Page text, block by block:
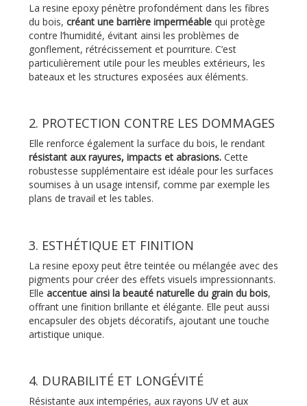
La resine epoxy pénètre profondément dans les fibres
du bois, créant une barrière imperméable qui protège
contre l’humidité, évitant ainsi les problèmes de
gonflement, rétrécissement et pourriture. C’est
particulièrement utile pour les meubles extérieurs, les
bateaux et les structures exposées aux éléments.
2. PROTECTION CONTRE LES DOMMAGES
Elle renforce également la surface du bois, le rendant
résistant aux rayures, impacts et abrasions. Cette
robustesse supplémentaire est idéale pour les surfaces
soumises à un usage intensif, comme par exemple les
plans de travail et les tables.
3. ESTHÉTIQUE ET FINITION
La resine epoxy peut être teintée ou mélangée avec des
pigments pour créer des effets visuels impressionnants.
Elle accentue ainsi la beauté naturelle du grain du bois,
offrant une finition brillante et élégante. Elle peut aussi
encapsuler des objets décoratifs, ajoutant une touche
artistique unique.
4. DURABILITÉ ET LONGÉVITÉ
Résistante aux intempéries, aux rayons UV et aux